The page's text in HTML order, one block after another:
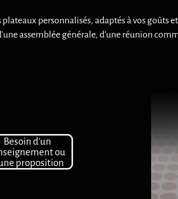
personnalisés, adaptés à vos goûts
assemblée générale, d'une réunion
Besoin d'un
ou
proposition